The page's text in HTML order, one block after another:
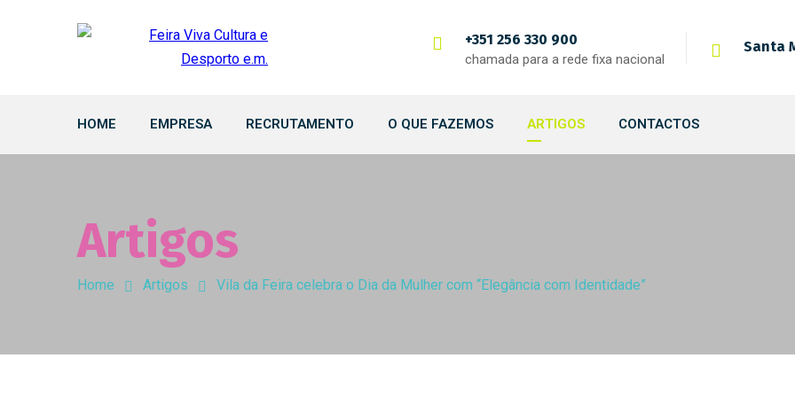
+351 256 330 900
chamada para a rede fixa nacional
Santa
HOME EMPRESA RECRUTAMENTO O QUE FAZEMOS ARTIGOS CONTACTOS
Artigos
Home Artigos Vila da Feira celebra o Dia da Mulher com “Elegância com Identidade”